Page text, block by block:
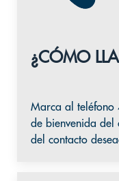
¿CÓMO
Marca al teléfono
de bienvenida del
del contacto